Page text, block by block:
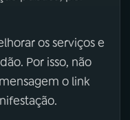
os serviços e
Por isso, não
o link